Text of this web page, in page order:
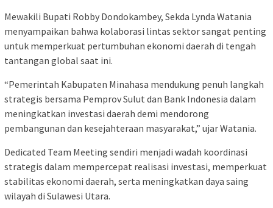
Mewakili Bupati Robby Dondokambey, Sekda Lynda Watania
menyampaikan bahwa kolaborasi lintas sektor sangat penting
untuk memperkuat pertumbuhan ekonomi daerah di tengah
tantangan global saat ini.
“Pemerintah Kabupaten Minahasa mendukung penuh langkah
strategis bersama Pemprov Sulut dan Bank Indonesia dalam
meningkatkan investasi daerah demi mendorong
pembangunan dan kesejahteraan masyarakat,” ujar Watania.
Dedicated Team Meeting sendiri menjadi wadah koordinasi
strategis dalam mempercepat realisasi investasi, memperkuat
stabilitas ekonomi daerah, serta meningkatkan daya saing
wilayah di Sulawesi Utara.